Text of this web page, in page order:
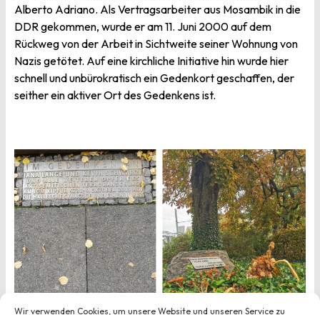
Wir verwenden Cookies, um unsere Website und unseren Service zu
Alberto Adriano. Als Vertragsarbeiter aus Mosambik in die
DDR gekommen, wurde er am 11. Juni 2000 auf dem
Rückweg von der Arbeit in Sichtweite seiner Wohnung von
Nazis getötet. Auf eine kirchliche Initiative hin wurde hier
schnell und unbürokratisch ein Gedenkort geschaffen, der
seither ein aktiver Ort des Gedenkens ist.